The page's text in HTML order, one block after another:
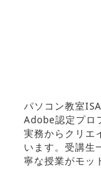
パソコン教室
Adobe認定プロ
実務からクリエ
います。受講生
寧な授業がモッ